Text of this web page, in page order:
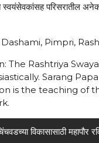
स्वयंसेवकांसह परिसरातील
Dashami, Pimpri,
The Rashtriya
Sarang
is the teaching of
विकासासाठी